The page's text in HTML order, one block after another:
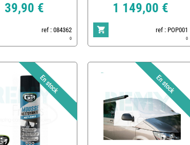
39,90 €
ref : 084362
0
1 149,00 €
ref : POP001
0